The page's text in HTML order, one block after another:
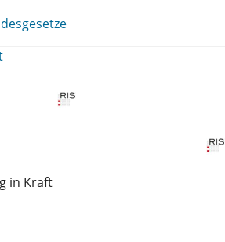
in Kraft